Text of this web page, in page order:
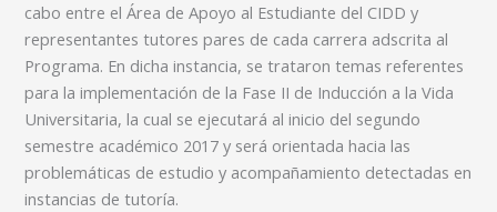
cabo entre el Área de Apoyo al Estudiante del CIDD y
representantes tutores pares de cada carrera adscrita al
Programa. En dicha instancia, se trataron temas referentes
para la implementación de la Fase II de Inducción a la Vida
Universitaria, la cual se ejecutará al inicio del segundo
semestre académico 2017 y será orientada hacia las
problemáticas de estudio y acompañamiento detectadas en
instancias de tutoría.